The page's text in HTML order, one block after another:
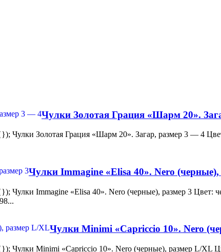
Чулки Золотая Грация «Шарм 20».
Чулки Золотая Грация «Шарм 20». Загар, размер 3 — 4
Чулки Immagine «Elisa 40». Nero (черные),
Чулки Immagine «Elisa 40». Nero (черные), размер 3 Цвет:
Чулки Minimi «Capriccio 10». Nero
Чулки Minimi «Capriccio 10». Nero (черные), размер L/XL